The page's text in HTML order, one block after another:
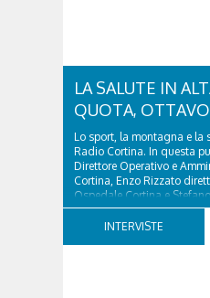
LA SALUTE IN
QUOTA,
Lo sport, la montagna e la
Radio Cortina. In questa
Direttore Operativo e
Cortina, Enzo Rizzato
Ospedale Cortina e
Fondazione Cortina. GVM
INTERVISTE